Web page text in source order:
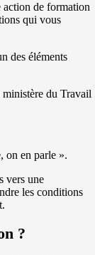
action de formation
qui vous
des éléments
du Travail
on en parle ».
vers une
les conditions
?